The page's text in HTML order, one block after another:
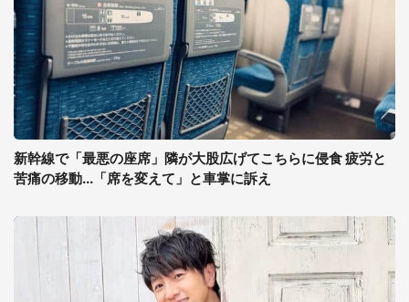
新幹線で「最悪の座席」隣が大股広げてこちらに侵食 疲労と
苦痛の移動...「席を変えて」と車掌に訴え